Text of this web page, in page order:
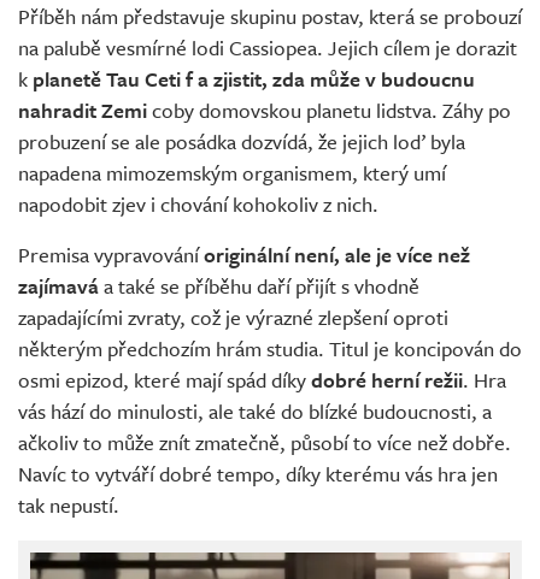
Příběh nám představuje skupinu postav, která se probouzí
na palubě vesmírné lodi Cassiopea. Jejich cílem je dorazit
k planetě Tau Ceti f a zjistit, zda může v budoucnu
nahradit Zemicoby domovskou planetu lidstva. Záhy po
probuzení se ale posádka dozvídá, že jejich loď byla
napadena mimozemským organismem, který umí
napodobit zjev i chování kohokoliv z nich.
Premisa vypravováníoriginální není, ale je více než
zajímaváa také se příběhu daří přijít s vhodně
zapadajícími zvraty, což je výrazné zlepšení oproti
některým předchozím hrám studia. Titul je koncipován do
osmi epizod, které mají spád díkydobré herní režii. Hra
vás hází do minulosti, ale také do blízké budoucnosti, a
ačkoliv to může znít zmatečně, působí to více než dobře.
Navíc to vytváří dobré tempo, díky kterému vás hra jen
tak nepustí.